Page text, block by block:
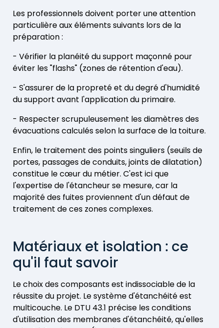
Les professionnels doivent porter une attention
particulière aux éléments suivants lors de la
préparation :
- Vérifier la planéité du support maçonné pour
éviter les "flashs" (zones de rétention d'eau).
- S'assurer de la propreté et du degré d'humidité
du support avant l'application du primaire.
- Respecter scrupuleusement les diamètres des
évacuations calculés selon la surface de la toiture.
Enfin, le traitement des points singuliers (seuils de
portes, passages de conduits, joints de dilatation)
constitue le cœur du métier. C'est ici que
l'expertise de l'étancheur se mesure, car la
majorité des fuites proviennent d'un défaut de
traitement de ces zones complexes.
Matériaux et isolation : ce
qu'il faut savoir
Le choix des composants est indissociable de la
réussite du projet. Le système d'étanchéité est
multicouche. Le DTU 43.1 précise les conditions
d'utilisation des membranes d'étanchéité, qu'elles